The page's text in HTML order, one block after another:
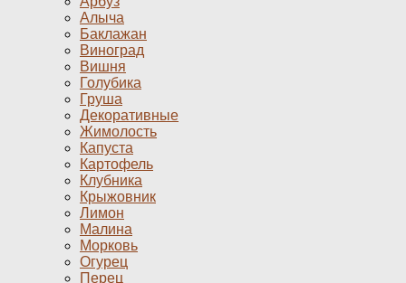
Алыча
Баклажан
Виноград
Вишня
Голубика
Груша
Декоративные
Жимолость
Капуста
Картофель
Клубника
Крыжовник
Лимон
Малина
Морковь
Огурец
Перец